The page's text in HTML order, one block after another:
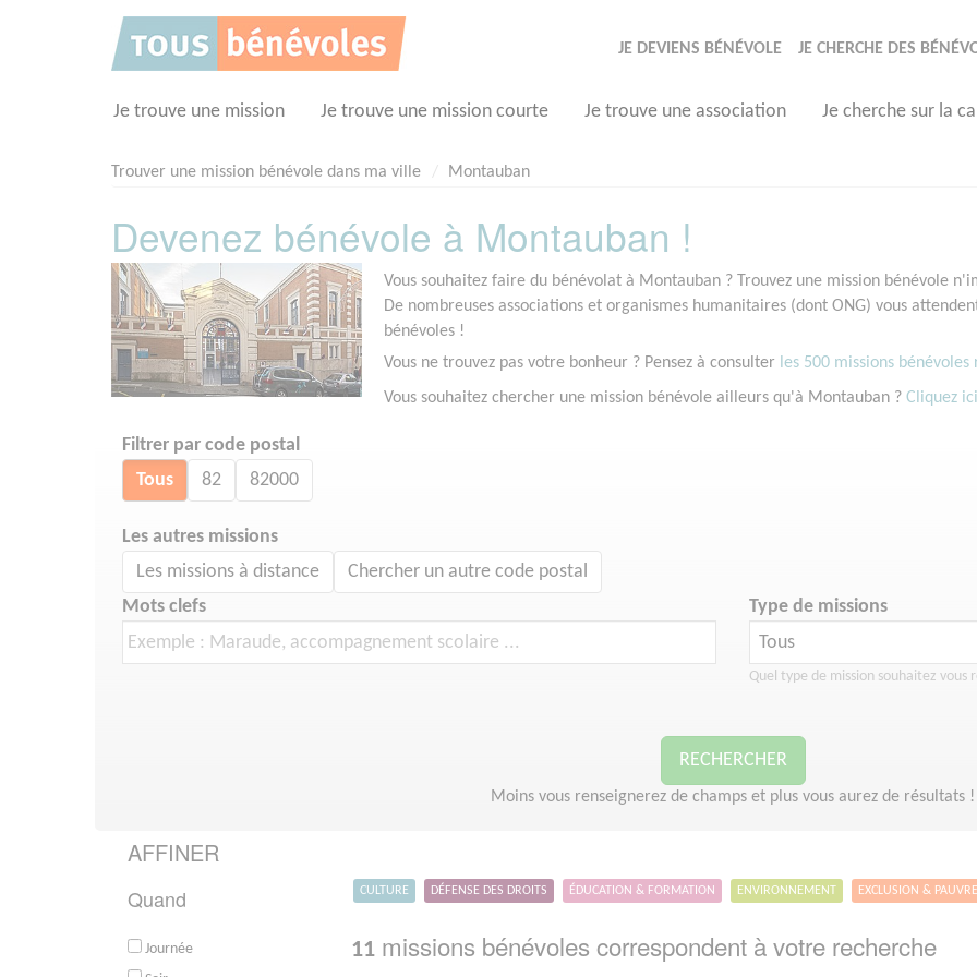
JE DEVIENS BÉNÉVOLE JE CHERCHE DES
Je trouve une mission Je trouve une mission courte Je trouve une association Je cherche sur la
Trouver une mission bénévole dans ma ville Montauban
Devenez bénévole à Montauban !
Vous souhaitez faire du bénévolat à Montauban ? Trouvez une mission bénévole
De nombreuses associations et organismes humanitaires (dont ONG) vous
bénévoles !
Vous ne trouvez pas votre bonheur ? Pensez à consulter les 500 missions
Vous souhaitez chercher une mission bénévole ailleurs qu'à Montauban ? Cliquez
Filtrer par code postal
Tous 82 82000
Les autres missions
Les missions à distance Chercher un autre code postal
Mots clefs Type de missions
Quel type de mission souhaitez vous
RECHERCHER
Moins vous renseignerez de champs et plus vous aurez de résultats !
AFFINER
Quand
Journée
CULTURE DÉFENSE DES DROITS ÉDUCATION & FORMATION ENVIRONNEMENT EXCLUSION &
11 missions bénévoles correspondent à votre recherche